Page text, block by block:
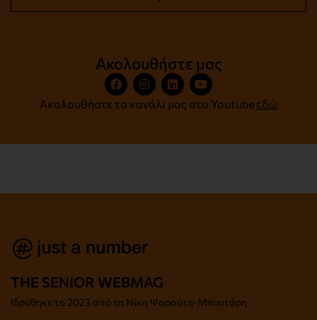
Ακολουθήστε μας
Ακολουθήστε το κανάλι μας στο Youtube εδώ
THE SENIOR WEBMAG
Iδρύθηκε το 2023 από τη Νίκη Ψαραύτη-Μπουτάρη